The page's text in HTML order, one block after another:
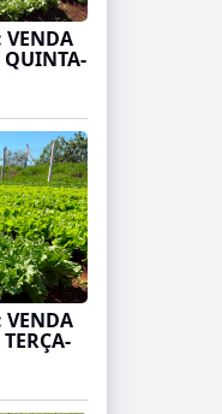
VENDA
QUINTA-
VENDA